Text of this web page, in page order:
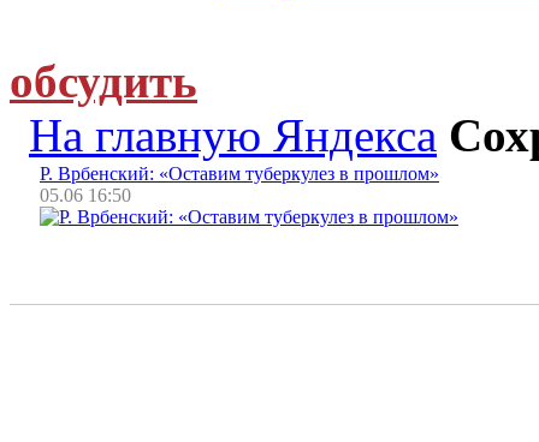
обсудить
На главную Яндекса
Р. Врбенский: «Оставим туберкулез в прошлом»
05.06 16:50